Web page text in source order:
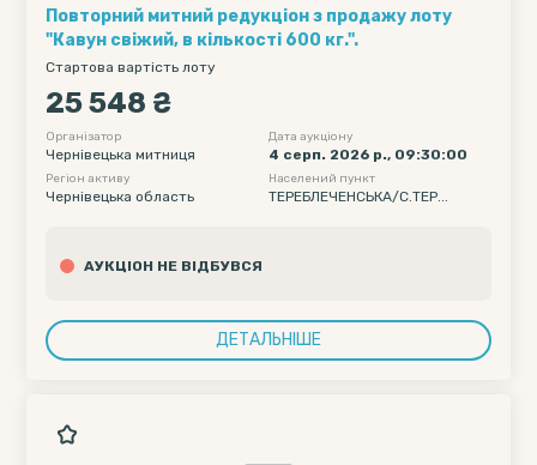
Повторний митний редукціон з продажу лоту
"Кавун свіжий, в кількості 600 кг.".
Стартова вартість лоту
25 548 ₴
Організатор
Чернівецька митниця
Дата аукціону
4 серп. 2026 р., 09:30:00
Регіон активу
Чернівецька область
Населений пункт
ТЕРЕБЛЕЧЕНСЬКА/С.ТЕР...
АУКЦІОН НЕ ВІДБУВСЯ
ДЕТАЛЬНІШЕ